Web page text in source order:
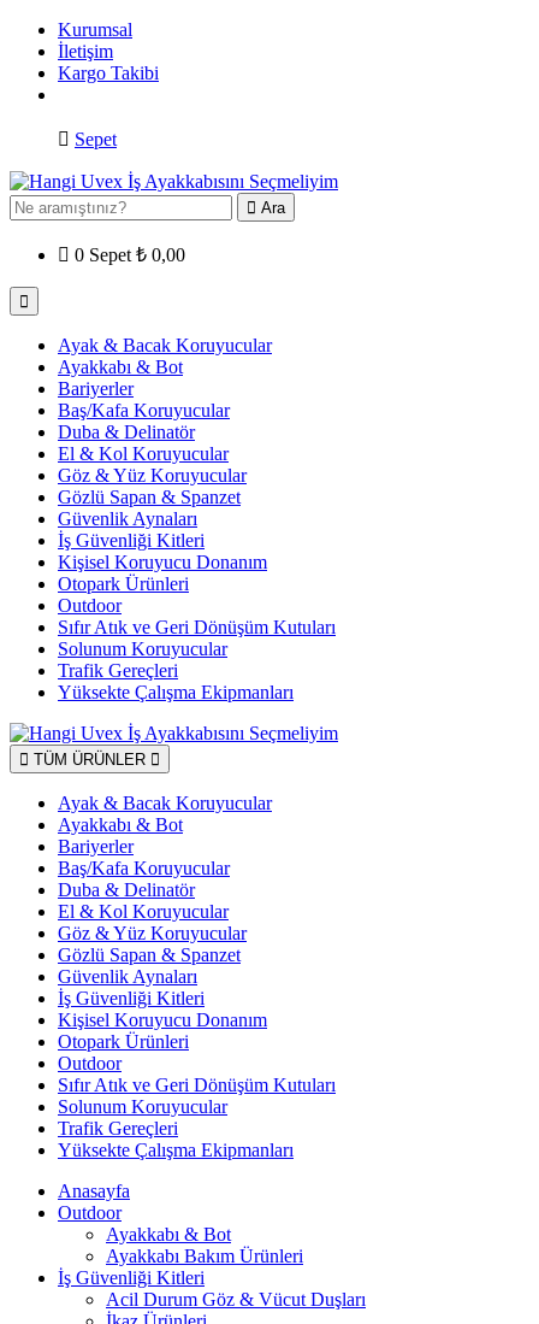
Kurumsal
İletişim
Kargo Takibi
Sepet
Ara
0 Sepet ₺ 0,00
Ayak & Bacak Koruyucular
Ayakkabı & Bot
Bariyerler
Baş/Kafa Koruyucular
Duba & Delinatör
El & Kol Koruyucular
Göz & Yüz Koruyucular
Gözlü Sapan & Spanzet
Güvenlik Aynaları
İş Güvenliği Kitleri
Kişisel Koruyucu Donanım
Otopark Ürünleri
Outdoor
Sıfır Atık ve Geri Dönüşüm Kutuları
Solunum Koruyucular
Trafik Gereçleri
Yüksekte Çalışma Ekipmanları
TÜM ÜRÜNLER
Ayak & Bacak Koruyucular
Ayakkabı & Bot
Bariyerler
Baş/Kafa Koruyucular
Duba & Delinatör
El & Kol Koruyucular
Göz & Yüz Koruyucular
Gözlü Sapan & Spanzet
Güvenlik Aynaları
İş Güvenliği Kitleri
Kişisel Koruyucu Donanım
Otopark Ürünleri
Outdoor
Sıfır Atık ve Geri Dönüşüm Kutuları
Solunum Koruyucular
Trafik Gereçleri
Yüksekte Çalışma Ekipmanları
Anasayfa
Outdoor
Ayakkabı & Bot
Ayakkabı Bakım Ürünleri
İş Güvenliği Kitleri
Acil Durum Göz & Vücut Duşları